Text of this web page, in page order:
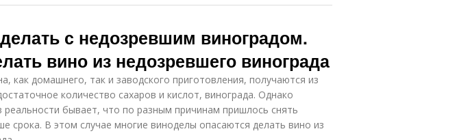
с недозревшим виноградом.
вино из недозревшего винограда
как домашнего, так и заводского приготовления, получаются из
количество сахаров и кислот, винограда. Однако
бывает, что по разным причинам пришлось снять
срока. В этом случае многие виноделы опасаются делать вино из